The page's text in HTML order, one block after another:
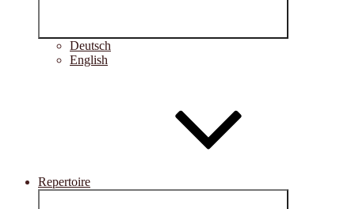
Deutsch
English
Repertoire